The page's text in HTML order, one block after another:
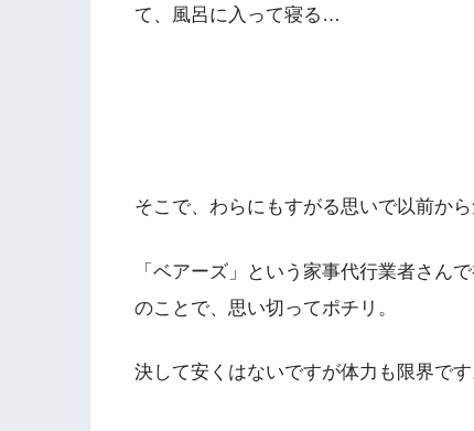
て、風呂に入って寝る…
そこで、わらにもすがる思いで以前か
「ベアーズ」という家事代行業者さん
のことで、思い切ってポチリ。
決して安くはないですが体力も限界で